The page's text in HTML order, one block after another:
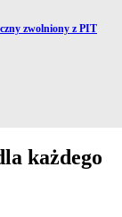
zwolniony z PIT
każdego
o